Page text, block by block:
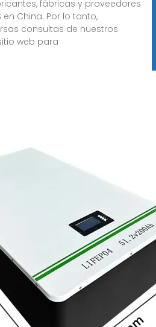
fábricas y proveedores
China. Por lo tanto,
consultas de nuestros
web para